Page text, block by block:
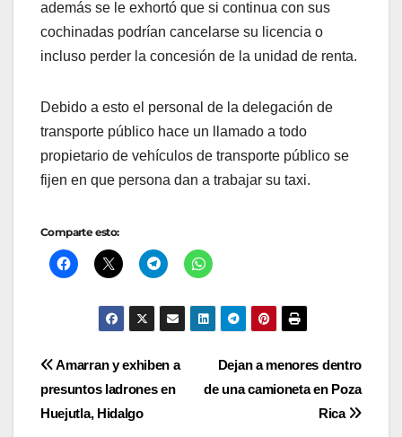
además se le exhortó que si continua con sus
cochinadas podrían cancelarse su licencia o
incluso perder la concesión de la unidad de renta.
Debido a esto el personal de la delegación de
transporte público hace un llamado a todo
propietario de vehículos de transporte público se
fijen en que persona dan a trabajar su taxi.
Comparte esto:
Navegación
de
Dejan a menores dentro
de una camioneta en Poza
Rica
Amarran y exhiben a
presuntos ladrones en
Huejutla, Hidalgo